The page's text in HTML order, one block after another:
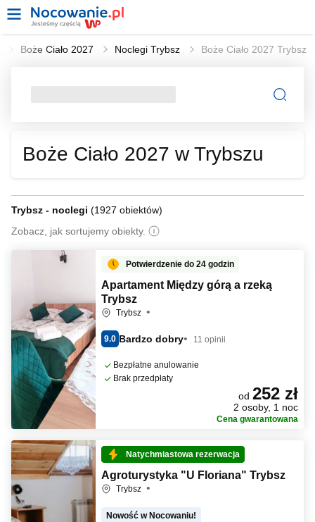
Boże Ciało 2027 Noclegi Trybsz Boże Ciało 2027 Trybsz
Boże Ciało 2027 w Trybszu
Trybsz - noclegi (1927 obiektów)
Zobacz, jak sortujemy obiekty.
Potwierdzenie do 24 godzin
Apartament Między górą a rzeką
Trybsz
Trybsz
9.0 Bardzo dobry 11 opinii
Bezpłatne anulowanie
Brak przedpłaty
od 252 zł
2 osoby, 1 noc
Cena gwarantowana
Natychmiastowa rezerwacja
Agroturystyka "U Floriana" Trybsz
Trybsz
Nowość w Nocowaniu!